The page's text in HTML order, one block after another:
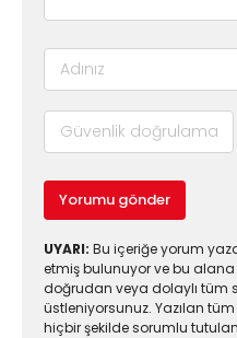
Yorumu gönder
UYARI: Bu içeriğe yorum
etmiş bulunuyor ve bu alana
doğrudan veya dolaylı tüm
üstleniyorsunuz. Yazılan
hiçbir şekilde sorumlu